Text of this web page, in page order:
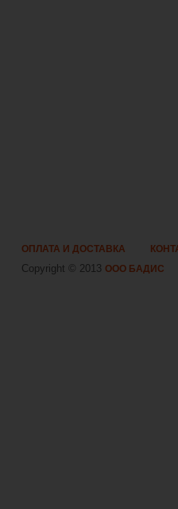
ОПЛАТА И ДОСТАВКА
Copyright © 2013 ООО БАДИС